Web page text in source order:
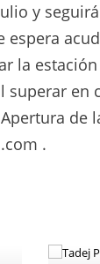
y
espera
la
superar en
de
.